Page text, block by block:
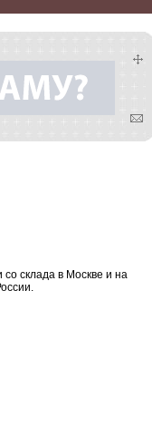
склада в Москве и на